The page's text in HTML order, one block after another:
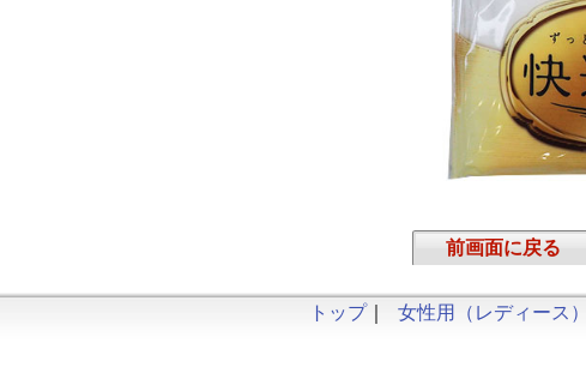
前画面に戻る
トップ｜ 女性用（レディース）